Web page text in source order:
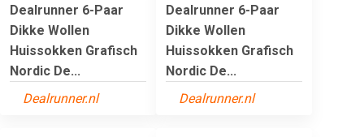
Dealrunner 6-Paar
Dikke Wollen
Huissokken Grafisch
Nordic De...
Dealrunner.nl
Dealrunner 6-Paar
Dikke Wollen
Huissokken Grafisch
Nordic De...
Dealrunner.nl